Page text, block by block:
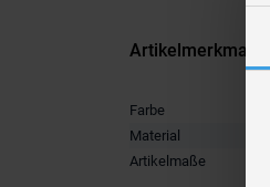
Artikelmerkmale
Farbe
Material
Artikelmaße